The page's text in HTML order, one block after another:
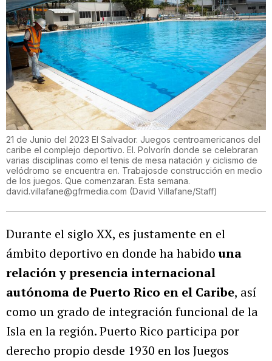
21 de Junio del 2023 El Salvador. Juegos centroamericanos del
caribe el complejo deportivo. El. Polvorín donde se celebraran
varias disciplinas como el tenis de mesa natación y ciclismo de
velódromo se encuentra en. Trabajosde construcción en medio
de los juegos. Que comenzaran. Esta semana.
david.villafane@gfrmedia.com (David Villafane/Staff)
Durante el siglo XX, es justamente en el
ámbito deportivo en donde ha habidouna
relación y presencia internacional
autónoma de Puerto Rico en el Caribe, así
como un grado de integración funcional de la
Isla en la región. Puerto Rico participa por
derecho propio desde 1930 en los Juegos